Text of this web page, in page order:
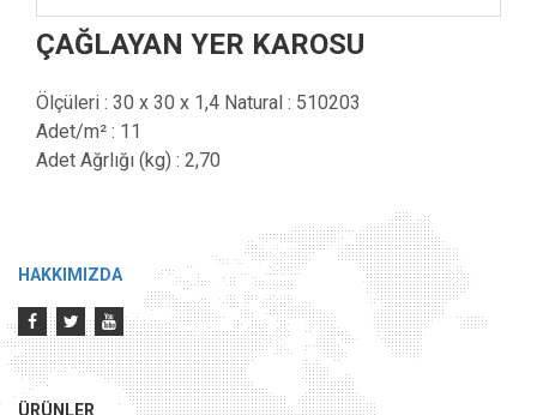
ÇAĞLAYAN YER KAROSU
Ölçüleri : 30 x 30 x 1,4 Natural : 510203
Adet/m² : 11
Adet Ağrlığı (kg) : 2,70
HAKKIMIZDA
ÜRÜNLER